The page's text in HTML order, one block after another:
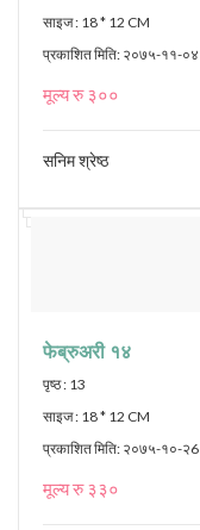
साइज : 18 * 12 CM
प्रकाशित मिति: २०७५-११-०४
मूल्य रु ३००
सनिम श्रेष्ठ
फेब्रुअरी १४
पृष्ठ : 13
साइज : 18 * 12 CM
प्रकाशित मिति: २०७५-१०-२6
मूल्य रु ३३०